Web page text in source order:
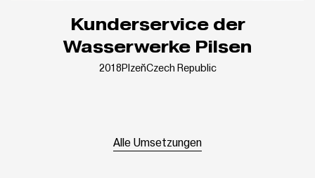
Kunderservice der
Wasserwerke Pilsen
2018PlzeňCzech Republic
Alle Umsetzungen